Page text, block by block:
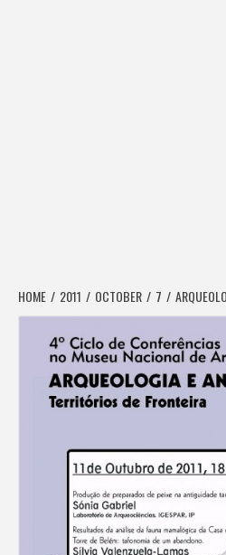
HOME 2011 OCTOBER 7